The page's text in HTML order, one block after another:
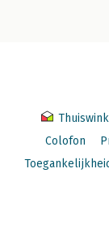
Colofon